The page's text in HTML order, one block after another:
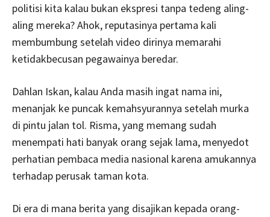
politisi kita kalau bukan ekspresi tanpa tedeng aling-
aling mereka? Ahok, reputasinya pertama kali
membumbung setelah video dirinya memarahi
ketidakbecusan pegawainya beredar.
Dahlan Iskan, kalau Anda masih ingat nama ini,
menanjak ke puncak kemahsyurannya setelah murka
di pintu jalan tol. Risma, yang memang sudah
menempati hati banyak orang sejak lama, menyedot
perhatian pembaca media nasional karena amukannya
terhadap perusak taman kota.
Di era di mana berita yang disajikan kepada orang-